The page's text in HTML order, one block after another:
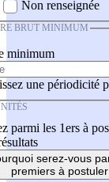
Non renseignée
BRUT MINIMUM
minimum
une périodicité
parmi les 1ers à
serez-vous
premiers à